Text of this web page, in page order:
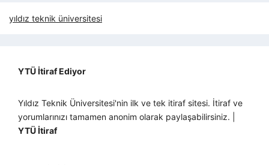
yıldız teknik üniversitesi
YTÜ İtiraf Ediyor
Yıldız Teknik Üniversitesi'nin ilk ve tek itiraf sitesi. İtiraf ve
yorumlarınızı tamamen anonim olarak paylaşabilirsiniz. |
YTÜ İtiraf